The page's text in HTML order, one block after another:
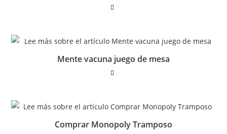
Mente vacuna juego de mesa
Comprar Monopoly Tramposo